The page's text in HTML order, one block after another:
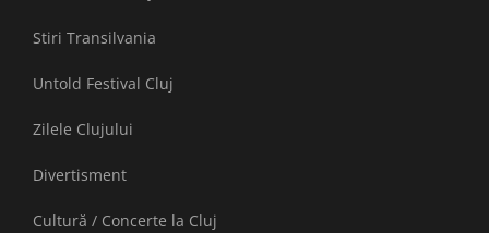
Stiri Transilvania
Untold Festival Cluj
Zilele Clujului
Divertisment
Cultură / Concerte la Cluj